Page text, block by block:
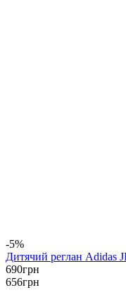
-5%
Дитячий реглан Adidas
690грн
656грн